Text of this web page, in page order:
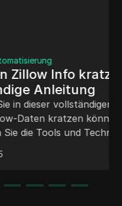
kratzt: Eine
Anleitung,
können.
Techniken zum
Sie